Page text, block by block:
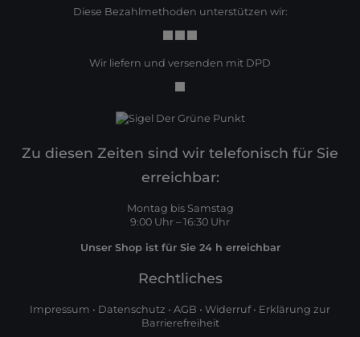
Diese Bezahlmethoden unterstützen wir:
Wir liefern und versenden mit DPD
Zu diesen Zeiten sind wir telefonisch für Sie
erreichbar:
Montag bis Samstag
9:00 Uhr – 16:30 Uhr
Unser Shop ist für Sie 24 h erreichbar
Rechtliches
Impressum • Datenschutz • AGB • Widerruf• Erklärung zur
Barrierefreiheit